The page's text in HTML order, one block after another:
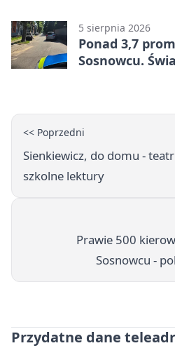
5 sierpnia 2026
Ponad 3,7
Sosnowcu.
<< Poprzedni
Sienkiewicz, do domu -
szkolne lektury
Prawie 500
Sosnowcu -
Przydatne dane